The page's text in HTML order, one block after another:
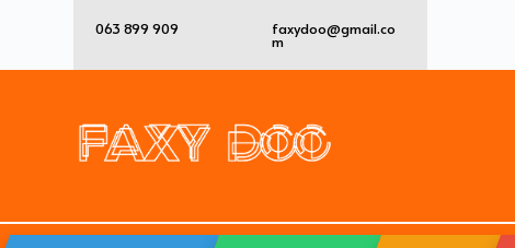
063 899 909 faxydoo@gmail.co
m